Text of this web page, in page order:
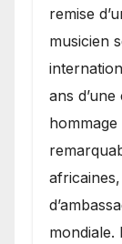
remise
musicien
ans
mondiale.